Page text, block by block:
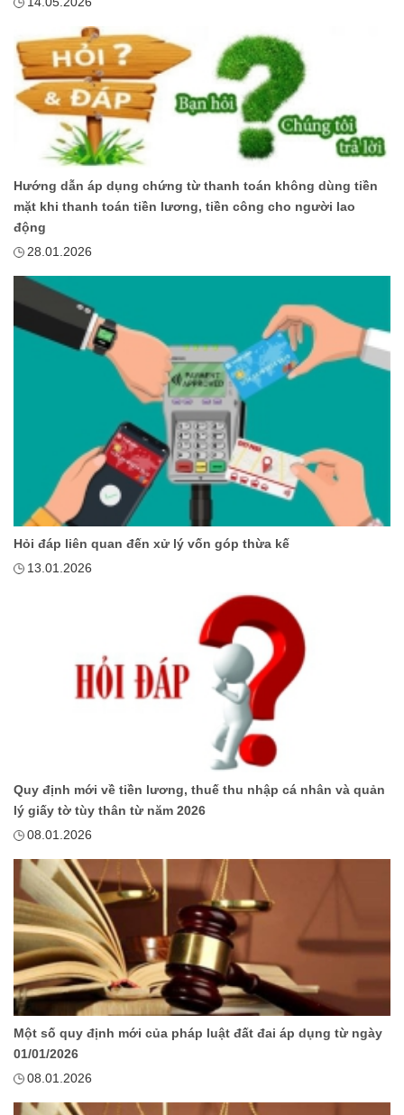
Hướng dẫn áp dụng chứng từ thanh toán không dùng tiền
mặt khi thanh toán tiền lương, tiền công cho người lao
động
28.01.2026
Hỏi đáp liên quan đến xử lý vốn góp thừa kế
13.01.2026
Quy định mới về tiền lương, thuế thu nhập cá nhân và quản
lý giấy tờ tùy thân từ năm 2026
08.01.2026
Một số quy định mới của pháp luật đất đai áp dụng từ ngày
01/01/2026
08.01.2026